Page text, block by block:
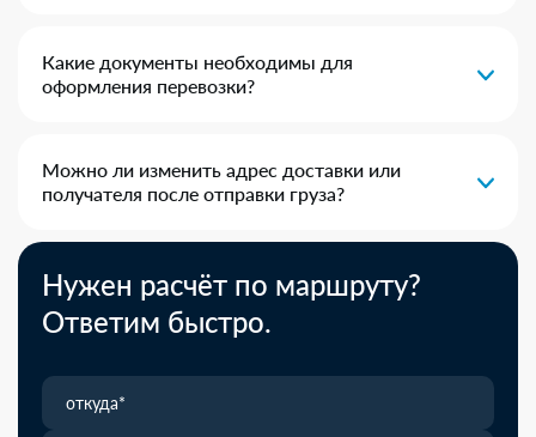
Какие документы необходимы для
оформления перевозки?
Можно ли изменить адрес доставки или
получателя после отправки груза?
Нужен расчёт по маршруту?
Ответим быстро.